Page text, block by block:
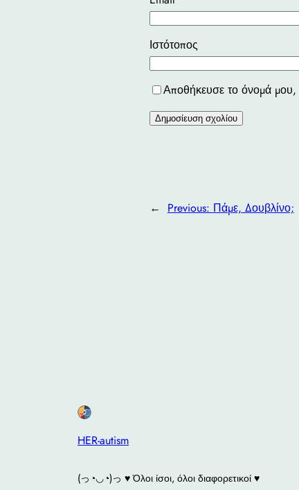
Ιστότοπος
Αποθήκευσε το όνομά μου,
← Previous: Πάμε, Δουβλίνο;
HER-autism
(っ◔◡◔)っ ♥ Όλοι ίσοι, όλοι διαφορετικοί ♥